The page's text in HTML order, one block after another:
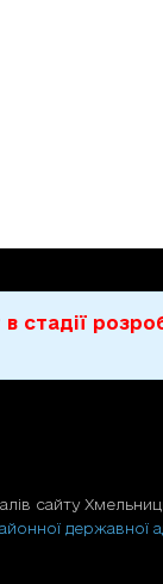
в стадії
сайту
державної